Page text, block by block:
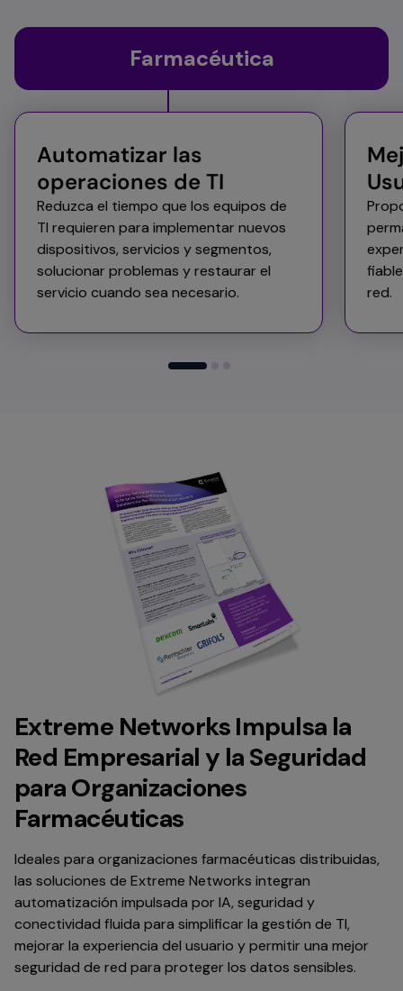
Farmacéutica
Automatizar las
operaciones de TI​​
Reduzca el tiempo que los equipos de
TI requieren para implementar nuevos
dispositivos, servicios y segmentos,
solucionar problemas y restaurar el
servicio cuando sea necesario. ​
red.
Extreme Networks Impulsa la
Red Empresarial y la Seguridad
para Organizaciones
Farmacéuticas
Ideales para organizaciones farmacéuticas distribuidas,
las soluciones de Extreme Networks integran
automatización impulsada por IA, seguridad y
conectividad fluida para simplificar la gestión de TI,
mejorar la experiencia del usuario y permitir una mejor
seguridad de red para proteger los datos sensibles.